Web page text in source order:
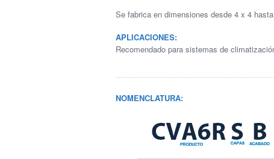
Se fabrica en dimensiones desde 4 x 4
APLICACIONES:
Recomendado para sistemas de
NOMENCLATURA: